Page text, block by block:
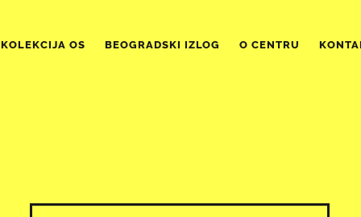
KOLEKCIJA OS BEOGRADSKI IZLOG O CENTRU